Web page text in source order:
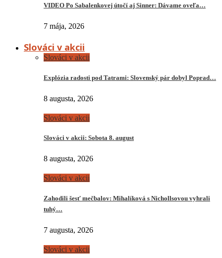
VIDEO Po Sabalenkovej útočí aj Sinner: Dávame oveľa…
7 mája, 2026
Slováci v akcii
Slováci v akcii
Explózia radosti pod Tatrami: Slovenský pár dobyl Poprad…
8 augusta, 2026
Slováci v akcii
Slováci v akcii: Sobota 8. august
8 augusta, 2026
Slováci v akcii
Zahodili šesť mečbalov: Mihalíková s Nichollsovou vyhrali
tuhý…
7 augusta, 2026
Slováci v akcii